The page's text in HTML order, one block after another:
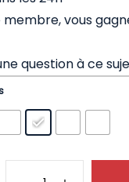
vous
question à ce